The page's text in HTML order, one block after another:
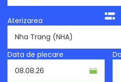
Aterizarea
Data de plecare